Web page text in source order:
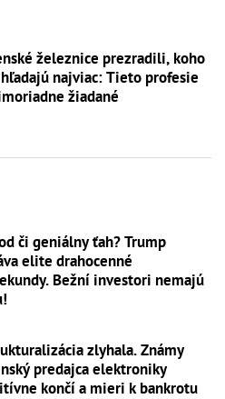
železnice prezradili, koho
najviac: Tieto profesie
žiadané
či geniálny ťah? Trump
elite drahocenné
Bežní investori nemajú
zlyhala. Známy
predajca elektroniky
končí a mieri k bankrotu